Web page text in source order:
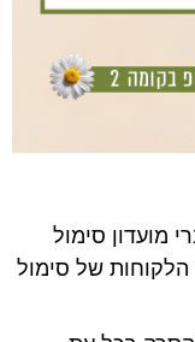
מועדון סימול
של סימול